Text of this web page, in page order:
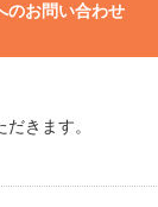
のお問い合わせ
きます。